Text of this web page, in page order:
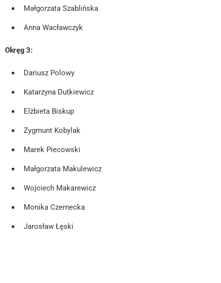
Małgorzata Szablińska
Anna Wacławczyk
Okręg 3:
Dariusz Polowy
Katarzyna Dutkiewicz
Elżbieta Biskup
Zygmunt Kobylak
Marek Piecowski
Małgorzata Makulewicz
Wojciech Makarewicz
Monika Czernecka
Jarosław Łęski